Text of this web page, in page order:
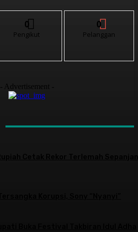
0
Pengikut
0
Pelanggan
- Advertisement -